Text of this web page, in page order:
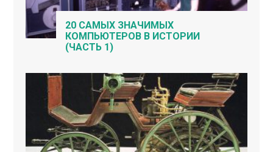
20 САМЫХ ЗНАЧИМЫХ
КОМПЬЮТЕРОВ В ИСТОРИИ
(ЧАСТЬ 1)